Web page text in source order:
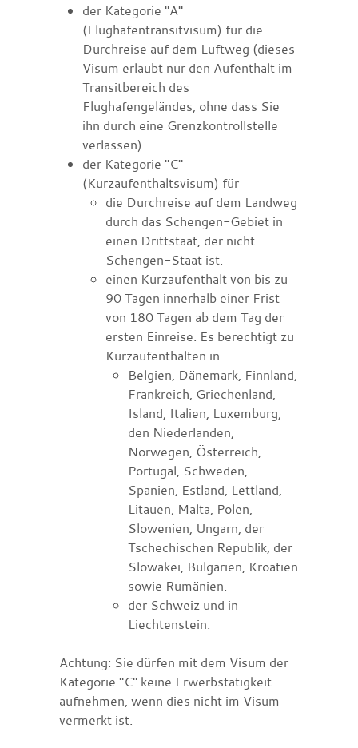
der Kategorie "A"
(Flughafentransitvisum) für die
Durchreise auf dem Luftweg (dieses
Visum erlaubt nur den Aufenthalt im
Transitbereich des
Flughafengeländes, ohne dass Sie
ihn durch eine Grenzkontrollstelle
verlassen)
der Kategorie "C"
(Kurzaufenthaltsvisum) für
die Durchreise auf dem Landweg
durch das Schengen-Gebiet in
einen Drittstaat, der nicht
Schengen-Staat ist.
einen Kurzaufenthalt von bis zu
90 Tagen innerhalb einer Frist
von 180 Tagen ab dem Tag der
ersten Einreise. Es berechtigt zu
Kurzaufenthalten in
Belgien, Dänemark, Finnland,
Frankreich, Griechenland,
Island, Italien, Luxemburg,
den Niederlanden,
Norwegen, Österreich,
Portugal, Schweden,
Spanien, Estland, Lettland,
Litauen, Malta, Polen,
Slowenien, Ungarn, der
Tschechischen Republik, der
Slowakei, Bulgarien, Kroatien
sowie Rumänien.
der Schweiz und in
Liechtenstein.
Achtung: Sie dürfen mit dem Visum der
Kategorie "C" keine Erwerbstätigkeit
aufnehmen, wenn dies nicht im Visum
vermerkt ist.